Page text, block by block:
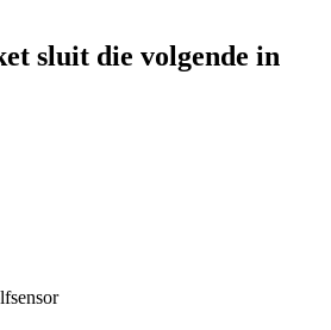
sluit die volgende in